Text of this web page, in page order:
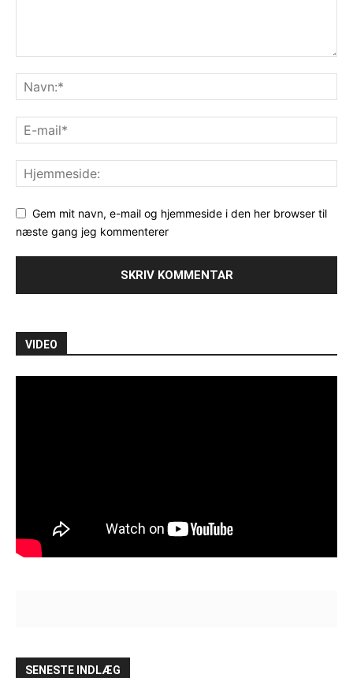
Gem mit navn, e-mail og hjemmeside i den her browser til
næste gang jeg kommenterer
VIDEO
SENESTE INDLÆG